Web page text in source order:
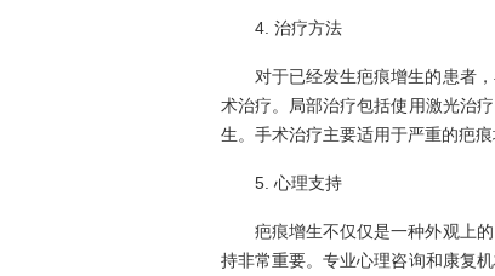
4. 治疗方法
对于已经发生疤痕增生的患者
术治疗。局部治疗包括使用激光治
生。手术治疗主要适用于严重的疤
5. 心理支持
疤痕增生不仅仅是一种外观上
持非常重要。专业心理咨询和康复